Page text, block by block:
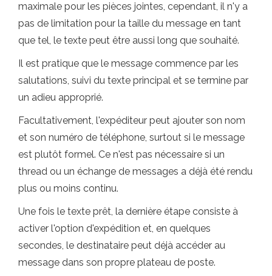
maximale pour les pièces jointes, cependant, il n'y a
pas de limitation pour la taille du message en tant
que tel, le texte peut être aussi long que souhaité.
Il est pratique que le message commence par les
salutations, suivi du texte principal et se termine par
un adieu approprié.
Facultativement, l'expéditeur peut ajouter son nom
et son numéro de téléphone, surtout si le message
est plutôt formel. Ce n'est pas nécessaire si un
thread ou un échange de messages a déjà été rendu
plus ou moins continu.
Une fois le texte prêt, la dernière étape consiste à
activer l'option d'expédition et, en quelques
secondes, le destinataire peut déjà accéder au
message dans son propre plateau de poste.